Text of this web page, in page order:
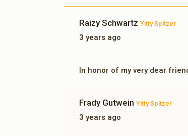
Raizy Schwartz Yitty Spitzer
3 years ago
In honor of my very dear
Frady Gutwein Yitty Spitzer
3 years ago